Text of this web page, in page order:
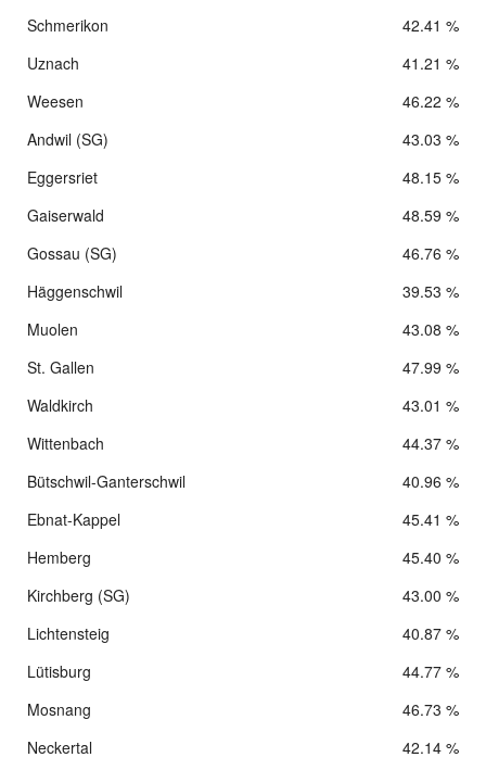
Schmerikon
42.41 %
Uznach
41.21 %
Weesen
46.22 %
Andwil (SG)
43.03 %
Eggersriet
48.15 %
Gaiserwald
48.59 %
Gossau (SG)
46.76 %
Häggenschwil
39.53 %
Muolen
43.08 %
St. Gallen
47.99 %
Waldkirch
43.01 %
Wittenbach
44.37 %
Bütschwil-Ganterschwil
40.96 %
Ebnat-Kappel
45.41 %
Hemberg
45.40 %
Kirchberg (SG)
43.00 %
Lichtensteig
40.87 %
Lütisburg
44.77 %
Mosnang
46.73 %
Neckertal
42.14 %